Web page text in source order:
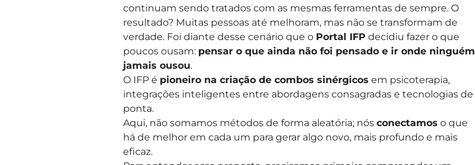
continuam sendo tratados com as mesmas ferramentas de sempre. O
resultado? Muitas pessoas até melhoram, mas não se transformam de
verdade. Foi diante desse cenário que o Portal IFP decidiu fazer o que
poucos ousam: pensar o que ainda não foi pensado e ir onde ninguém
jamais ousou.
O IFP é pioneiro na criação de combos sinérgicos em psicoterapia,
integrações inteligentes entre abordagens consagradas e tecnologias de
ponta.
Aqui, não somamos métodos de forma aleatória; nós conectamos o que
há de melhor em cada um para gerar algo novo, mais profundo e mais
eficaz.